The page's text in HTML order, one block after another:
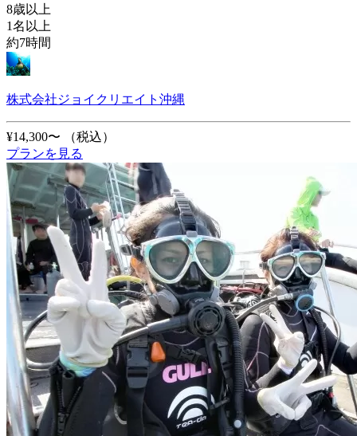
8歳以上
1名以上
約7時間
株式会社ジョイクリエイト沖縄
¥14,300〜
（税込）
プランを見る